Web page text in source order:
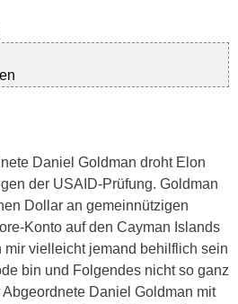
Daniel Goldman droht Elon
der USAID-Prüfung. Goldman
Dollar an gemeinnützigen
Konto auf den Cayman Islands
mir vielleicht jemand behilflich sein
bin und Folgendes nicht so ganz
Daniel Goldman mit